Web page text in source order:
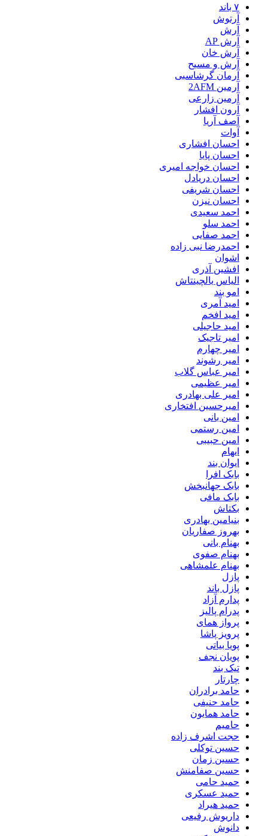
۷ باند
آرتوش
آرش
آرش AP
آرش خان
آرش و مسیح
آرمان گرشاسبی
آرمین 2AFM
آرمین زارعی
آرون افشار
آصف آریا
آوات
احسان افشاری
احسان پایا
احسان خواجه امیری
احسان دریادل
احسان شریفی
احسان نیزن
احمد سعیدی
احمد سلو
احمد صفایی
احمدرضا نبی زاده
اشوان
افشین آذری
الیاس یالچینتاش
امو بند
امید آمری
امید افخم
امید حاجیلی
امیر تاجیک
امیر چهارم
امیر رشوند
امیر عباس گلاب
امیر عظیمی
امیر علی بهادری
امیرحسین افتخاری
امین بانی
امین رستمی
امین حبیبی
ایهام
ایوان بند
بابک افرا
بابک جهانبخش
بابک مافی
بکتاش
بنیامین بهادری
بهروز صفاریان
بهنام بانی
بهنام صفوی
بهنام علمشاهی
پازل
پازل باند
پدارم آزاد
پدرام پالیز
پرواز همای
پرویز پاشا
پویا بیاتی
پویان نجف
تیک بند
چارتار
حامد برادران
حامد حنیفی
حامد همایون
حامیم
حجت اشرف زاده
حسین توکلی
حسین زمان
حسین صفامنش
حمید حامی
حمید عسکری
حمید هیراد
داریوش رفیعی
دانوش